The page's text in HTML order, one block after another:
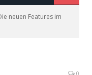
neuen Features im
0